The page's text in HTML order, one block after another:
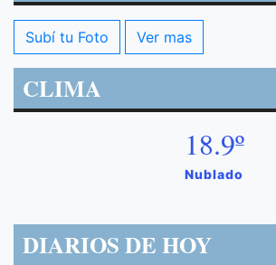
Subí tu Foto Ver mas
CLIMA
18.9º
Nublado
DIARIOS DE HOY